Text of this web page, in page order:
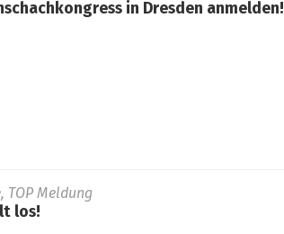
in Dresden anmelden!
TOP Meldung
los!